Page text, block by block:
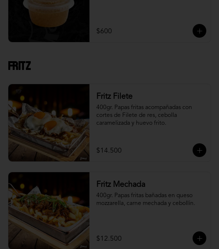
$600
Fritz
Fritz Filete
400gr. Papas fritas acompañadas con
cortes de Filete de res, cebolla
caramelizada y huevo frito.
$14.500
Fritz Mechada
400gr. Papas fritas bañadas en queso
mozzarella, carne mechada y cebollín.
$12.500